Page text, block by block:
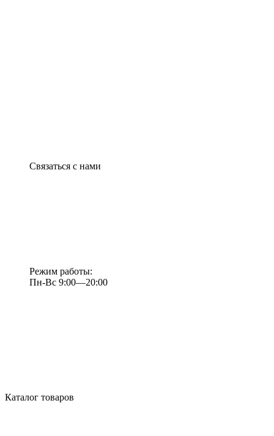
Связаться с нами
Режим работы:
Пн-Вс 9:00—20:00
Каталог товаров